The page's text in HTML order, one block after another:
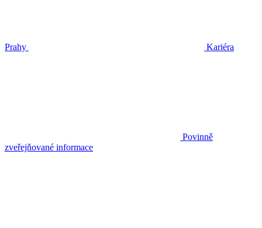
Prahy Kariéra
Povinně
zveřejňované informace